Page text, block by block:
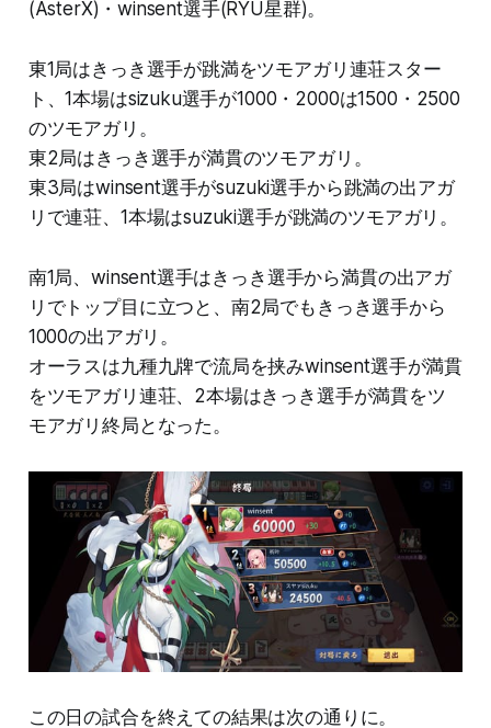
(AsterX)・winsent選手(RYU星群)。
東1局はきっき選手が跳満をツモアガリ連荘スター
ト、1本場はsizuku選手が1000・2000は1500・2500
のツモアガリ。
東2局はきっき選手が満貫のツモアガリ。
東3局はwinsent選手がsuzuki選手から跳満の出アガ
リで連荘、1本場はsuzuki選手が跳満のツモアガリ。
南1局、winsent選手はきっき選手から満貫の出アガ
リでトップ目に立つと、南2局でもきっき選手から
1000の出アガリ。
オーラスは九種九牌で流局を挟みwinsent選手が満貫
をツモアガリ連荘、2本場はきっき選手が満貫をツ
モアガリ終局となった。
この日の試合を終えての結果は次の通りに。